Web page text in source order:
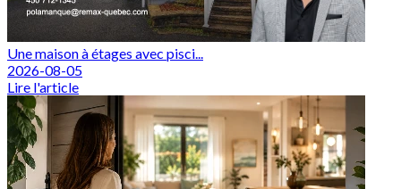
Une maison à étages avec pisci...
2026-08-05
Lire l'article